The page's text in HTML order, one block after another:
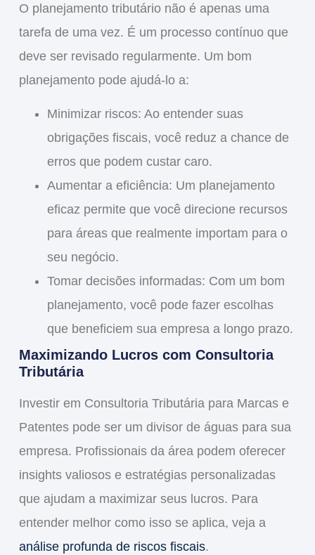
O planejamento tributário não é apenas uma
tarefa de uma vez. É um processo contínuo que
deve ser revisado regularmente. Um bom
planejamento pode ajudá-lo a:
Minimizar riscos: Ao entender suas
obrigações fiscais, você reduz a chance de
erros que podem custar caro.
Aumentar a eficiência: Um planejamento
eficaz permite que você direcione recursos
para áreas que realmente importam para o
seu negócio.
Tomar decisões informadas: Com um bom
planejamento, você pode fazer escolhas
que beneficiem sua empresa a longo prazo.
Maximizando Lucros com Consultoria
Tributária
Investir em Consultoria Tributária para Marcas e
Patentespode ser um divisor de águas para sua
empresa. Profissionais da área podem oferecer
insights valiosos e estratégias personalizadas
que ajudam a maximizar seus lucros. Para
entender melhor como isso se aplica, veja a
análise profunda de riscos fiscais.